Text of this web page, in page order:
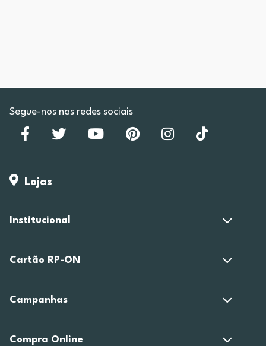
Segue-nos nas redes sociais
Lojas
Institucional
Cartão RP-ON
Campanhas
Compra Online